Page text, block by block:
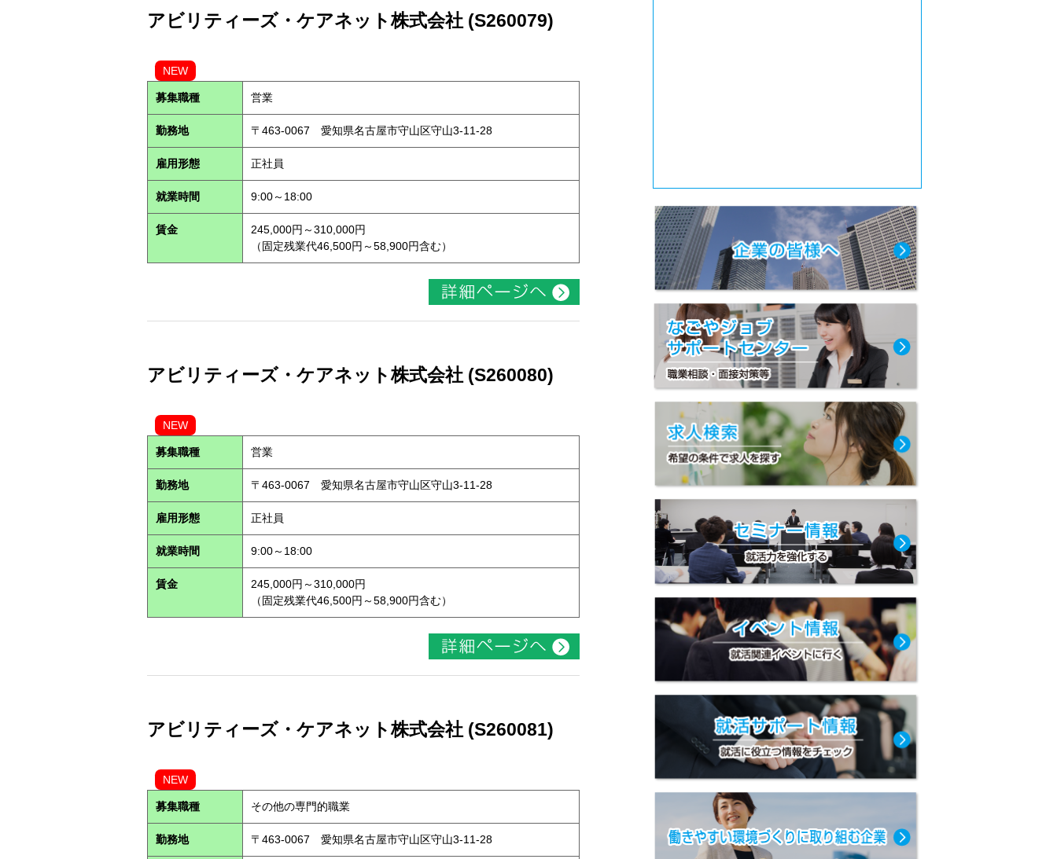
アビリティーズ・ケアネット株式会社 (S260079)
NEW
募集職種 営業
勤務地 〒463-0067 愛知県名古屋市守山区守山3-11-28
雇用形態 正社員
就業時間 9:00～18:00
賃金
245,000円～310,000円
（固定残業代46,500円～58,900円含む）
アビリティーズ・ケアネット株式会社 (S260080)
NEW
募集職種 営業
勤務地 〒463-0067 愛知県名古屋市守山区守山3-11-28
雇用形態 正社員
就業時間 9:00～18:00
賃金
245,000円～310,000円
（固定残業代46,500円～58,900円含む）
アビリティーズ・ケアネット株式会社 (S260081)
NEW
募集職種 その他の専門的職業
勤務地 〒463-0067 愛知県名古屋市守山区守山3-11-28